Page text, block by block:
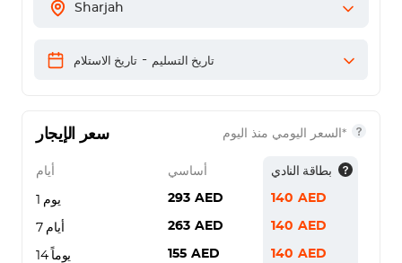
Sharjah
تاريخ الاستلام - تاريخ التسليم
سعر الإيجار *السعر اليومي منذ اليوم
أيام أساسي بطاقة النادي
يوم 1 293 AED 140 AED
7 أيام 263 AED 140 AED
14 يوماً 155 AED 140 AED